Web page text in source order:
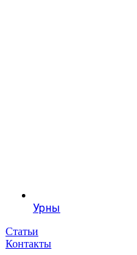
Урны
Статьи
Контакты